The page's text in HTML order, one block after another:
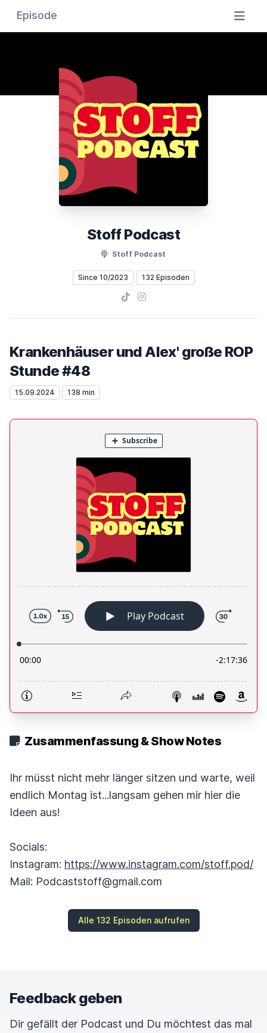
Episode
Stoff Podcast
Stoff Podcast
Since 10/2023 132 Episoden
TikTokInstagram
Krankenhäuser und Alex' große ROP
Stunde #48
15.09.2024 138 min
Zusammenfassung & Show Notes
Ihr müsst nicht mehr länger sitzen und warte, weil
endlich Montag ist...langsam gehen mir hier die
Ideen aus!
Socials:
Instagram: https://www.instagram.com/stoff.pod/
Mail: Podcaststoff@gmail.com
Alle 132 Episoden aufrufen
Feedback geben
Dir gefällt der Podcast und Du möchtest das mal